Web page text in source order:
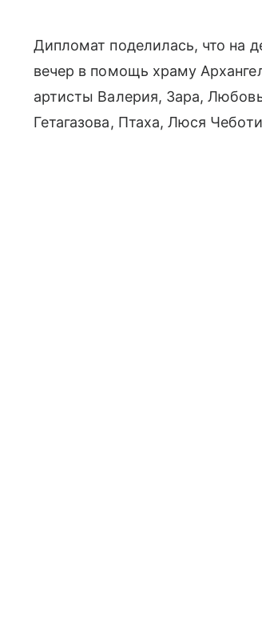
Дипломат поделилась, что на
вечер в помощь храму
артисты Валерия, Зара,
Гетагазова, Птаха, Люся